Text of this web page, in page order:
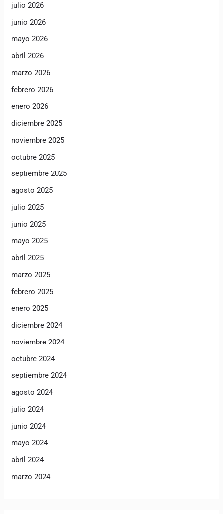
julio 2026
junio 2026
mayo 2026
abril 2026
marzo 2026
febrero 2026
enero 2026
diciembre 2025
noviembre 2025
octubre 2025
septiembre 2025
agosto 2025
julio 2025
junio 2025
mayo 2025
abril 2025
marzo 2025
febrero 2025
enero 2025
diciembre 2024
noviembre 2024
octubre 2024
septiembre 2024
agosto 2024
julio 2024
junio 2024
mayo 2024
abril 2024
marzo 2024